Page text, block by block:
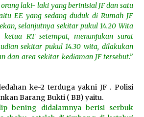
laki- laki yang berinisial JF dan satu
EE yang sedang duduk di Rumah JF
selanjutnya sekitar pukul 14.20 Wita
ketua RT setempat, menunjukan surat
sekitar pukul 14.30 wita, dilakukan
dan area sekitar kediaman JF tersebut.”
ke-2 terduga yakni JF . Polisi
Barang Bukti ( BB) yaitu.
bening didalamnya berisi serbuk